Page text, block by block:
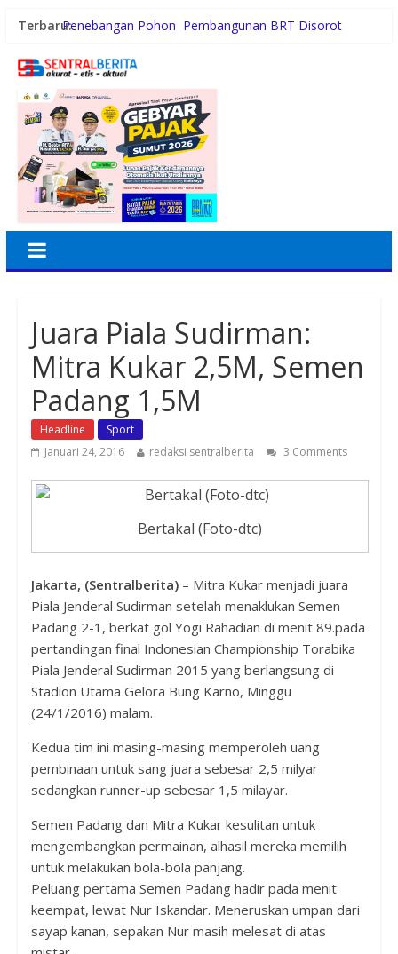
Terbaru:Penebangan Pohon Pembangunan BRT Disorot
Idi Tunong Mulai Gelar Latihan Intensif
Gubernur Bobby Nasution Wujudkan Impian SMPN 4
Sitolu Ori Miliki Gedung Permanen
Kebiasaan Finansial yang Bisa Dimulai di Usia 20-an
Juara Piala Sudirman:
Mitra Kukar 2,5M, Semen
Padang 1,5M
Headline
Sport
Januari 24, 2016
redaksi sentralberita 3 Comments
Bertakal (Foto-dtc)
Jakarta, (Sentralberita)– Mitra Kukar menjadi juara
Piala Jenderal Sudirman setelah menaklukan Semen
Padang 2-1, berkat gol Yogi Rahadian di menit 89.pada
pertandingan final Indonesian Championship Torabika
Piala Jenderal Sudirman 2015 yang berlangsung di
Stadion Utama Gelora Bung Karno, Minggu
(24/1/2016) malam.
Kedua tim ini masing-masing memperoleh uang
pembinaan untuk sang juara sebesar 2,5 milyar
sedangkan runner-up sebesar 1,5 milayar.
Semen Padang dan Mitra Kukar kesulitan untuk
mengembangkan permainan, alhasil mereka memilih
untuk melakukan bola-bola panjang.
Peluang pertama Semen Padang hadir pada menit
keempat, lewat Nur Iskandar. Meneruskan umpan dari
sayap kanan, sepakan Nur masih melesat di atas